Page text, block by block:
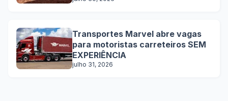
Transportes Marvel abre vagas
para motoristas carreteiros SEM
EXPERIÊNCIA
julho 31, 2026